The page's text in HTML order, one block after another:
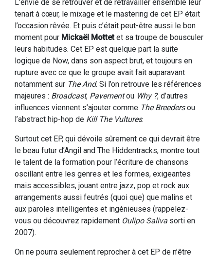
L’envie de se retrouver et de retravailler ensemble leur
tenait à cœur, le mixage et le mastering de cet EP était
l’occasion rêvée. Et puis c’était peut-être aussi le bon
moment pour Mickaël Mottetet sa troupe de bousculer
leurs habitudes. Cet EP est quelque part la suite
logique de Now, dans son aspect brut, et toujours en
rupture avec ce que le groupe avait fait auparavant
notamment sur The And. Si l’on retrouve les références
majeures : Broadcast, Pavementou Why ?, d’autres
influences viennent s’ajouter comme The Breedersou
l’abstract hip-hop de Kill The Vultures.
Surtout cet EP, qui dévoile sûrement ce qui devrait être
le beau futur d’Angil and The Hiddentracks, montre tout
le talent de la formation pour l’écriture de chansons
oscillant entre les genres et les formes, exigeantes
mais accessibles, jouant entre jazz, pop et rock aux
arrangements aussi feutrés (quoi que) que malins et
aux paroles intelligentes et ingénieuses (rappelez-
vous ou découvrez rapidement Oulipo Saliva sorti en
2007).
On ne pourra seulement reprocher à cet EP de n’être